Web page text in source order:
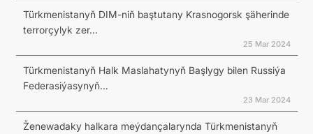
Türkmenistanyň DIM-niň baştutany Krasnogorsk şäherinde
terrorçylyk zer...
25 Mar 2024
Türkmenistanyň Halk Maslahatynyň Başlygy bilen Russiýa
Federasiýasynyň...
23 Mar 2024
Ženewadaky halkara meýdançalarynda Türkmenistanyň